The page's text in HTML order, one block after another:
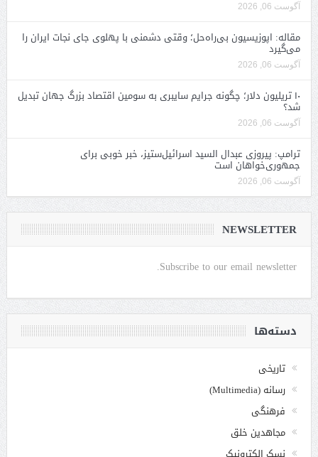
آگوست 06, 2026
مقاله: اپوزیسیون بی‌راه‌حل؛ وقتی دشمنی با پهلوی جای نجات ایران را
می‌گیرد
آگوست 06, 2026
۱۰ تریلیون دلار؛ چگونه جرایم سایبری به سومین اقتصاد بزرگ جهان تبدیل
شد؟
آگوست 06, 2026
ترامپ: پیروزی عبدال السید اسرائیل‌ستیز، خبر خوبی برای
جمهوری‌خواهان است
آگوست 06, 2026
NEWSLETTER
Subscribe to our email newsletter.
دسته‌ها
تاریخی
رسانه (Multimedia)
فرهنگی
مجاهدین خلق